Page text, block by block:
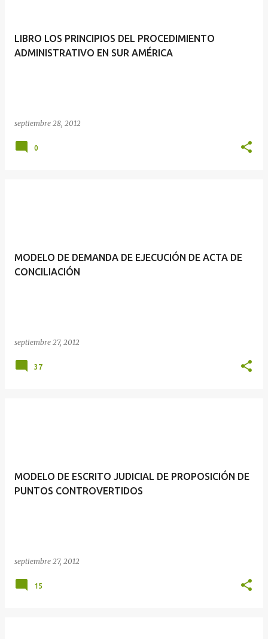
LIBRO LOS PRINCIPIOS DEL PROCEDIMIENTO
ADMINISTRATIVO EN SUR AMÉRICA
septiembre 28, 2012
0
MODELO DE DEMANDA DE EJECUCIÓN DE ACTA DE
CONCILIACIÓN
septiembre 27, 2012
37
MODELO DE ESCRITO JUDICIAL DE PROPOSICIÓN DE
PUNTOS CONTROVERTIDOS
septiembre 27, 2012
15